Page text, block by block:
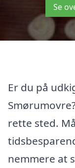
Se
Er du på
rette sted.
nemmere at